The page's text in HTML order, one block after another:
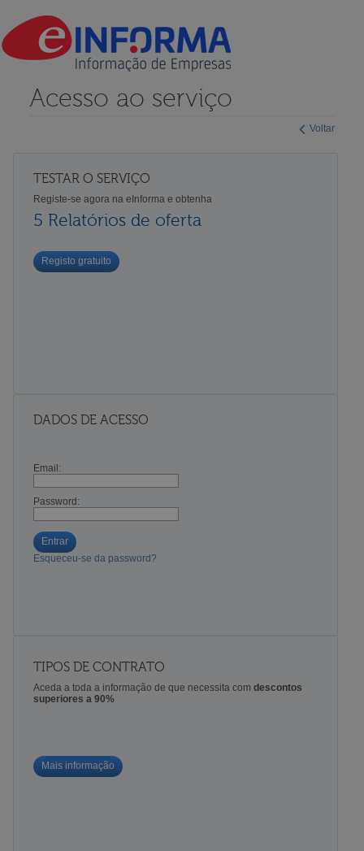
Voltar
Acesso ao serviço
TESTAR O SERVIÇO
Registe-se agora na eInforma e obtenha
5 Relatórios de oferta
Registo gratuito
DADOS DE ACESSO
Email:
Password:
Entrar
Esqueceu-se da password?
TIPOS DE CONTRATO
Aceda a toda a informação de que necessita com descontos
superiores a 90%
Mais informação